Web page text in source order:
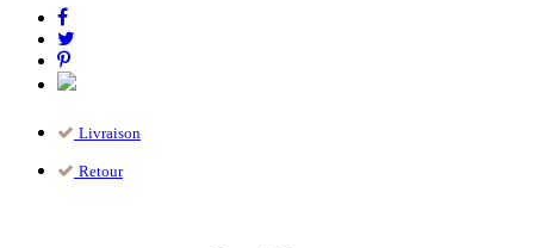
Livraison
Retour